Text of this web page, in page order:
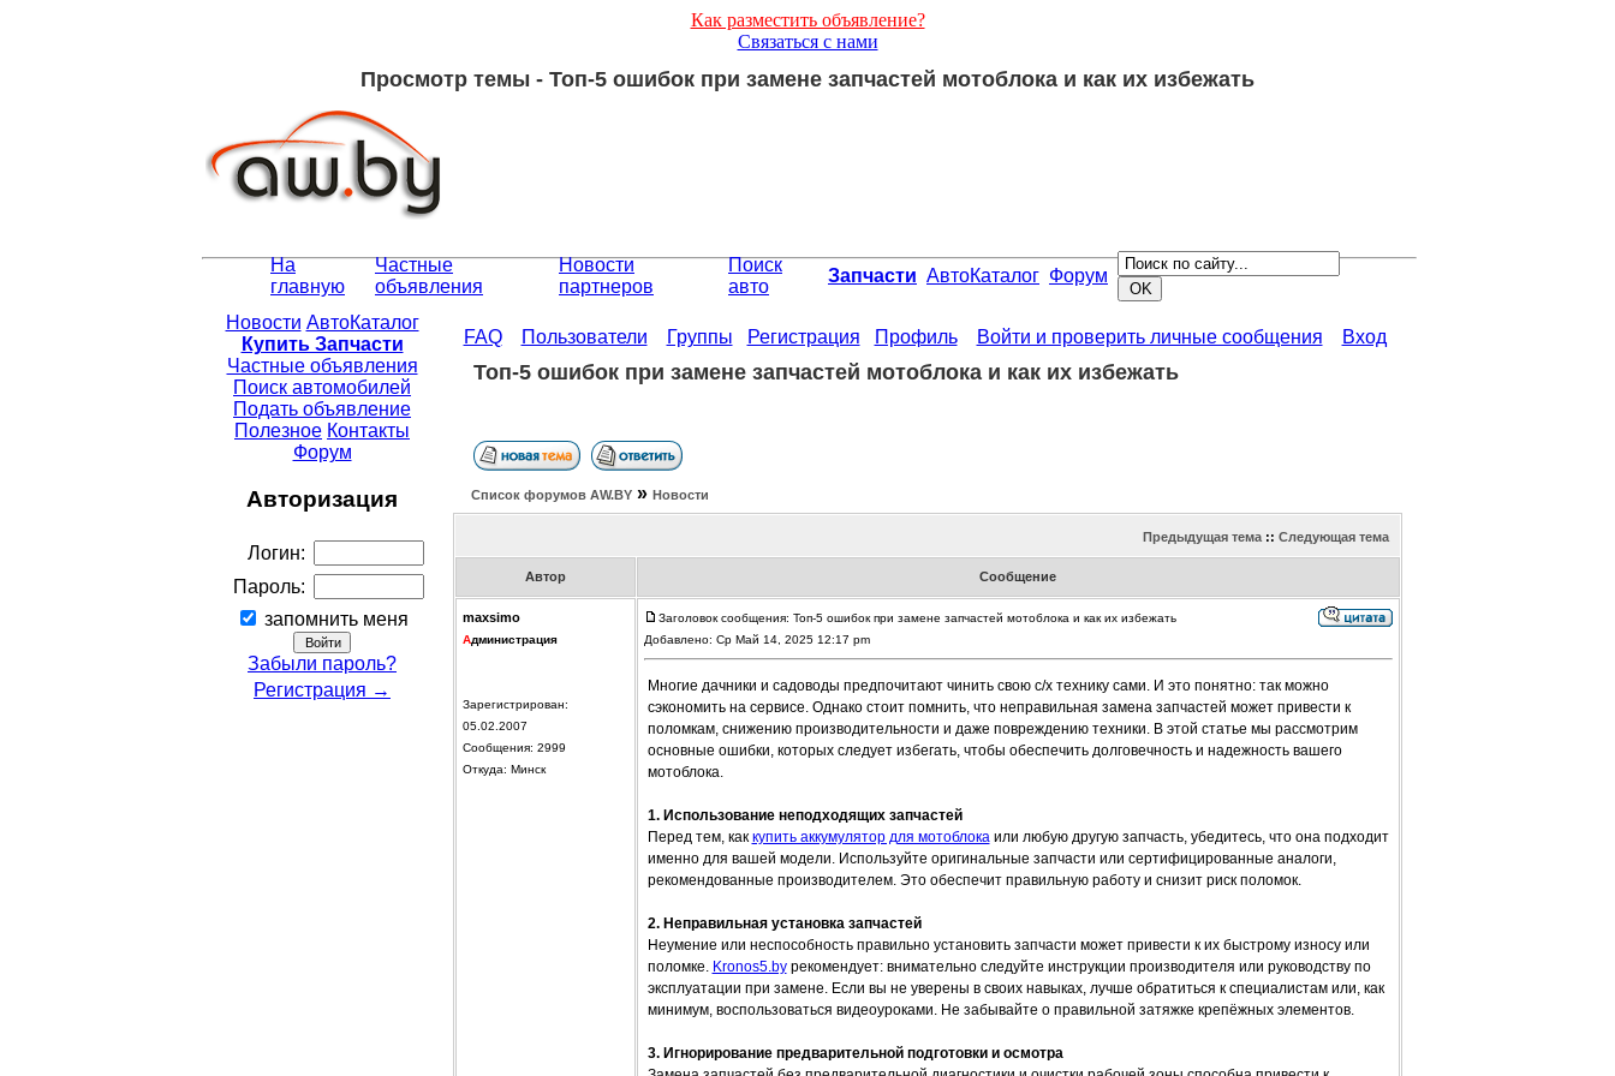
Как разместить объявление?
Связаться с нами
Просмотр темы - Топ-5 ошибок при замене запчастей мотоблока и как их избежать
На
главную
Частные
объявления
Новости
партнеров
Поиск
авто
Запчасти АвтоКаталог Форум
Новости АвтоКаталог
Купить Запчасти
Частные объявления
Поиск автомобилей
Подать объявление
Полезное Контакты
Форум
Авторизация
Логин:
Пароль:
запомнить меня
Забыли пароль?
Регистрация →
FAQ Пользователи Группы Регистрация Профиль Войти и проверить личные сообщения Вход
Топ-5 ошибок при замене запчастей мотоблока и как их избежать
Список форумов АW.BY» Новости
Предыдущая тема:: Следующая тема
Автор Сообщение
maxsimo
Администрация
Зарегистрирован:
05.02.2007
Сообщения: 2999
Откуда: Минск
Заголовок сообщения: Топ-5 ошибок при замене запчастей мотоблока и как их избежать
Добавлено: Ср Май 14, 2025 12:17 pm
Многие дачники и садоводы предпочитают чинить свою с/х технику сами. И это понятно: так можно
сэкономить на сервисе. Однако стоит помнить, что неправильная замена запчастей может привести к
поломкам, снижению производительности и даже повреждению техники. В этой статье мы рассмотрим
основные ошибки, которых следует избегать, чтобы обеспечить долговечность и надежность вашего
мотоблока.
1. Использование неподходящих запчастей
Перед тем, как купить аккумулятор для мотоблокаили любую другую запчасть, убедитесь, что она подходит
именно для вашей модели. Используйте оригинальные запчасти или сертифицированные аналоги,
рекомендованные производителем. Это обеспечит правильную работу и снизит риск поломок.
2. Неправильная установка запчастей
Неумение или неспособность правильно установить запчасти может привести к их быстрому износу или
поломке. Kronos5.byрекомендует: внимательно следуйте инструкции производителя или руководству по
эксплуатации при замене. Если вы не уверены в своих навыках, лучше обратиться к специалистам или, как
минимум, воспользоваться видеоуроками. Не забывайте о правильной затяжке крепёжных элементов.
3. Игнорирование предварительной подготовки и осмотра